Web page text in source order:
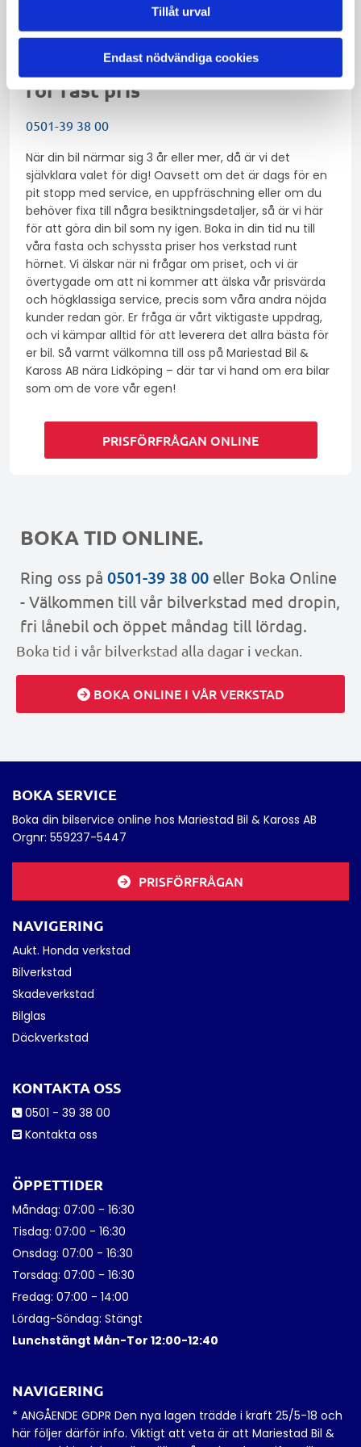
Tillåt urval
Endast nödvändiga cookies
Prisförfrågan online eller ring
för fast pris
0501-39 38 00
När din bil närmar sig 3 år eller mer, då är vi det
självklara valet för dig! Oavsett om det är dags för en
pit stopp med service, en uppfräschning eller om du
behöver fixa till några besiktningsdetaljer, så är vi här
för att göra din bil som ny igen. Boka in din tid nu till
våra fasta och schyssta priser hos verkstad runt
hörnet. Vi älskar när ni frågar om priset, och vi är
övertygade om att ni kommer att älska vår prisvärda
och högklassiga service, precis som våra andra nöjda
kunder redan gör. Er fråga är vårt viktigaste uppdrag,
och vi kämpar alltid för att leverera det allra bästa för
er bil. Så varmt välkomna till oss på Mariestad Bil &
Kaross AB nära Lidköping – där tar vi hand om era bilar
som om de vore vår egen!
PRISFÖRFRÅGAN ONLINE
BOKA TID ONLINE.
Ring oss på 0501-39 38 00 eller Boka Online
- Välkommen till vår bilverkstad med dropin,
fri lånebil och öppet måndag till lördag.
Boka tid i vår bilverkstad alla dagar i veckan.
BOKA ONLINE I VÅR VERKSTAD
BOKA SERVICE
Boka din bilservice online hos Mariestad Bil & Kaross AB
Orgnr: 559237-5447
PRISFÖRFRÅGAN
NAVIGERING
Aukt. Honda verkstad
Bilverkstad
Skadeverkstad
Bilglas
Däckverkstad
KONTAKTA OSS
 0501 - 39 38 00
 Kontakta oss
ÖPPETTIDER
Måndag: 07:00 - 16:30
Tisdag: 07:00 - 16:30
Onsdag: 07:00 - 16:30
Torsdag: 07:00 - 16:30
Fredag: 07:00 - 14:00
Lördag-Söndag: Stängt
Lunchstängt Mån-Tor 12:00-12:40
NAVIGERING
* ANGÅENDE GDPR Den nya lagen trädde i kraft 25/5-18 och
här följer därför info. Viktigt att veta är att Mariestad Bil &